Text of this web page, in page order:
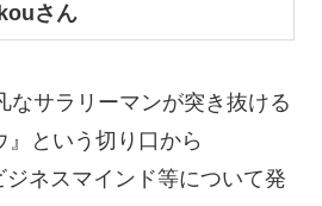
kouさん
なサラリーマンが突き抜ける
という切り口から
ネスマインド等について発